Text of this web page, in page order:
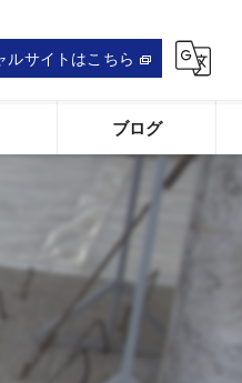
ルサイトはこちら
ブログ